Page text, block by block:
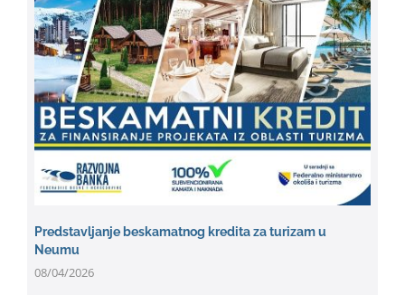
Predstavljanje beskamatnog kredita za turizam u
Neumu
08/04/2026